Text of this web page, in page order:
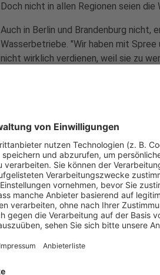
Doch nicht in allen Regionen seien
Auch in Berlin und Brandenburg nicht,
Wasserbetriebe. "Wir haben mit Spree
nicht wirklich verdienen, weil sie zu
gezeigt, dass die
Anzeige
Berliner Wasserbetriebe
Anzeige
Die Berliner Wasserbetriebe
Unternehmen erforscht seit Jahren